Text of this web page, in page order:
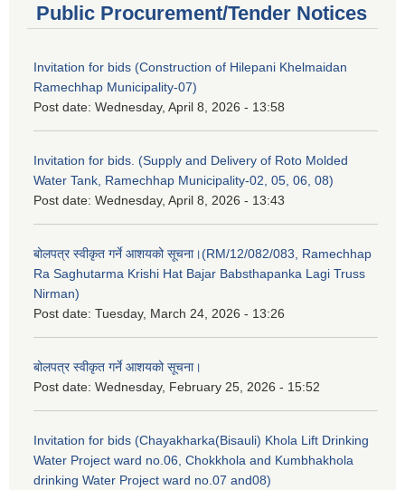
Public Procurement/Tender Notices
Invitation for bids (Construction of Hilepani Khelmaidan
Ramechhap Municipality-07)
Post date: Wednesday, April 8, 2026 - 13:58
Invitation for bids. (Supply and Delivery of Roto Molded
Water Tank, Ramechhap Municipality-02, 05, 06, 08)
Post date: Wednesday, April 8, 2026 - 13:43
बोलपत्र स्वीकृत गर्ने आशयको सूचना।(RM/12/082/083, Ramechhap
Ra Saghutarma Krishi Hat Bajar Babsthapanka Lagi Truss
Nirman)
Post date: Tuesday, March 24, 2026 - 13:26
बोलपत्र स्वीकृत गर्ने आशयको सूचना।
Post date: Wednesday, February 25, 2026 - 15:52
Invitation for bids (Chayakharka(Bisauli) Khola Lift Drinking
Water Project ward no.06, Chokkhola and Kumbhakhola
drinking Water Project ward no.07 and08)